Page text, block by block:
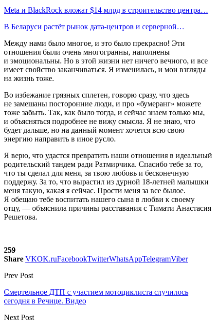
Meta и BlackRock вложат $14 млрд в строительство центра…
В Беларуси растёт рынок дата-центров и серверной…
Между нами было многое, и это было прекрасно! Эти
отношения были очень многогранны, наполнены
и эмоциональны. Но в этой жизни нет ничего вечного, и все
имеет свойство заканчиваться. Я изменилась, и мои взгляды
на жизнь тоже.
Во избежание грязных сплетен, говорю сразу, что здесь
не замешаны посторонние люди, и про «бумеранг» можете
тоже забыть. Так, как было тогда, и сейчас знаем только мы,
и объясняться подробнее не вижу смысла. Я не знаю, что
будет дальше, но на данный момент хочется всю свою
энергию направить в иное русло.
Я верю, что удастся превратить наши отношения в идеальный
родительский тандем ради Ратмирчика. Спасибо тебе за то,
что ты сделал для меня, за твою любовь и бесконечную
поддержу. За то, что вырастил из дурной 18-летней малышки
меня такую, какая я сейчас. Прости меня за все былое.
Я обещаю тебе воспитать нашего сына в любви к своему
отцу, — объяснила причины расставания с Тимати Анастасия
Решетова.
259
Share VKOK.ruFacebookTwitterWhatsAppTelegramViber
Prev Post
Смертельное ДТП с участием мотоциклиста случилось
сегодня в Речице. Видео
Next Post